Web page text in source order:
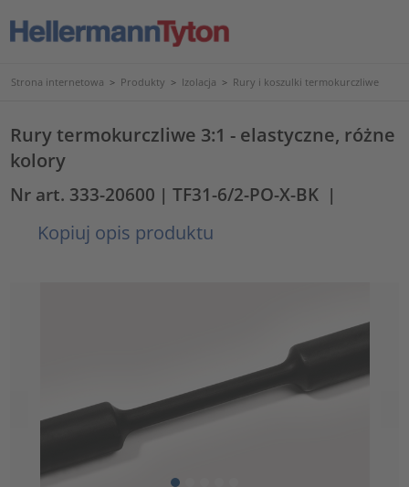
Strona internetowa > Produkty > Izolacja > Rury i koszulki termokurczliwe
Rury termokurczliwe 3:1 - elastyczne, różne
kolory
Nr art. 333-20600 | TF31-6/2-PO-X-BK |
Kopiuj opis produktu